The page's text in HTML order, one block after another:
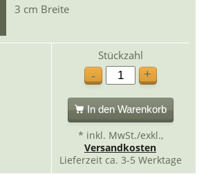
3 cm Breite
Stückzahl
-
+
In den Warenkorb
* inkl. MwSt./exkl.,
Versandkosten
Lieferzeit ca. 3-5 Werktage